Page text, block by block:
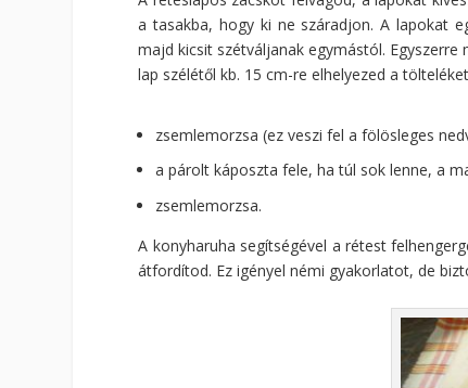
a tasakba, hogy ki ne száradjon. A lapokat
majd kicsit szétváljanak egymástól.
lap szélétől kb. 15 cm-re elhelyezed a
zsemlemorzsa (ez veszi fel a fölösleges
a párolt káposzta fele, ha túl sok lenne, a
zsemlemorzsa.
A konyharuha segítségével a rétest
átfordítod. Ez igényel némi gyakorlatot, de